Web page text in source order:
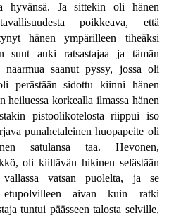
hyvänsä. Ja sittekin oli hänen
poikkeava, että
hänen ympärilleen tiheäksi
suut auki ratsastajaa ja tämän
saanut pyssy, jossa oli
perästään sidottu kiinni hänen
heiluessa korkealla ilmassa hänen
pistoolikotelosta riippui iso
punahetaleinen huopapeite oli
satulansa taa. Hevonen,
oli kiiltävän hikinen selästään
vatsan puolelta, ja se
etupolvilleen aivan kuin ratki
tuntui päässeen talosta selville,